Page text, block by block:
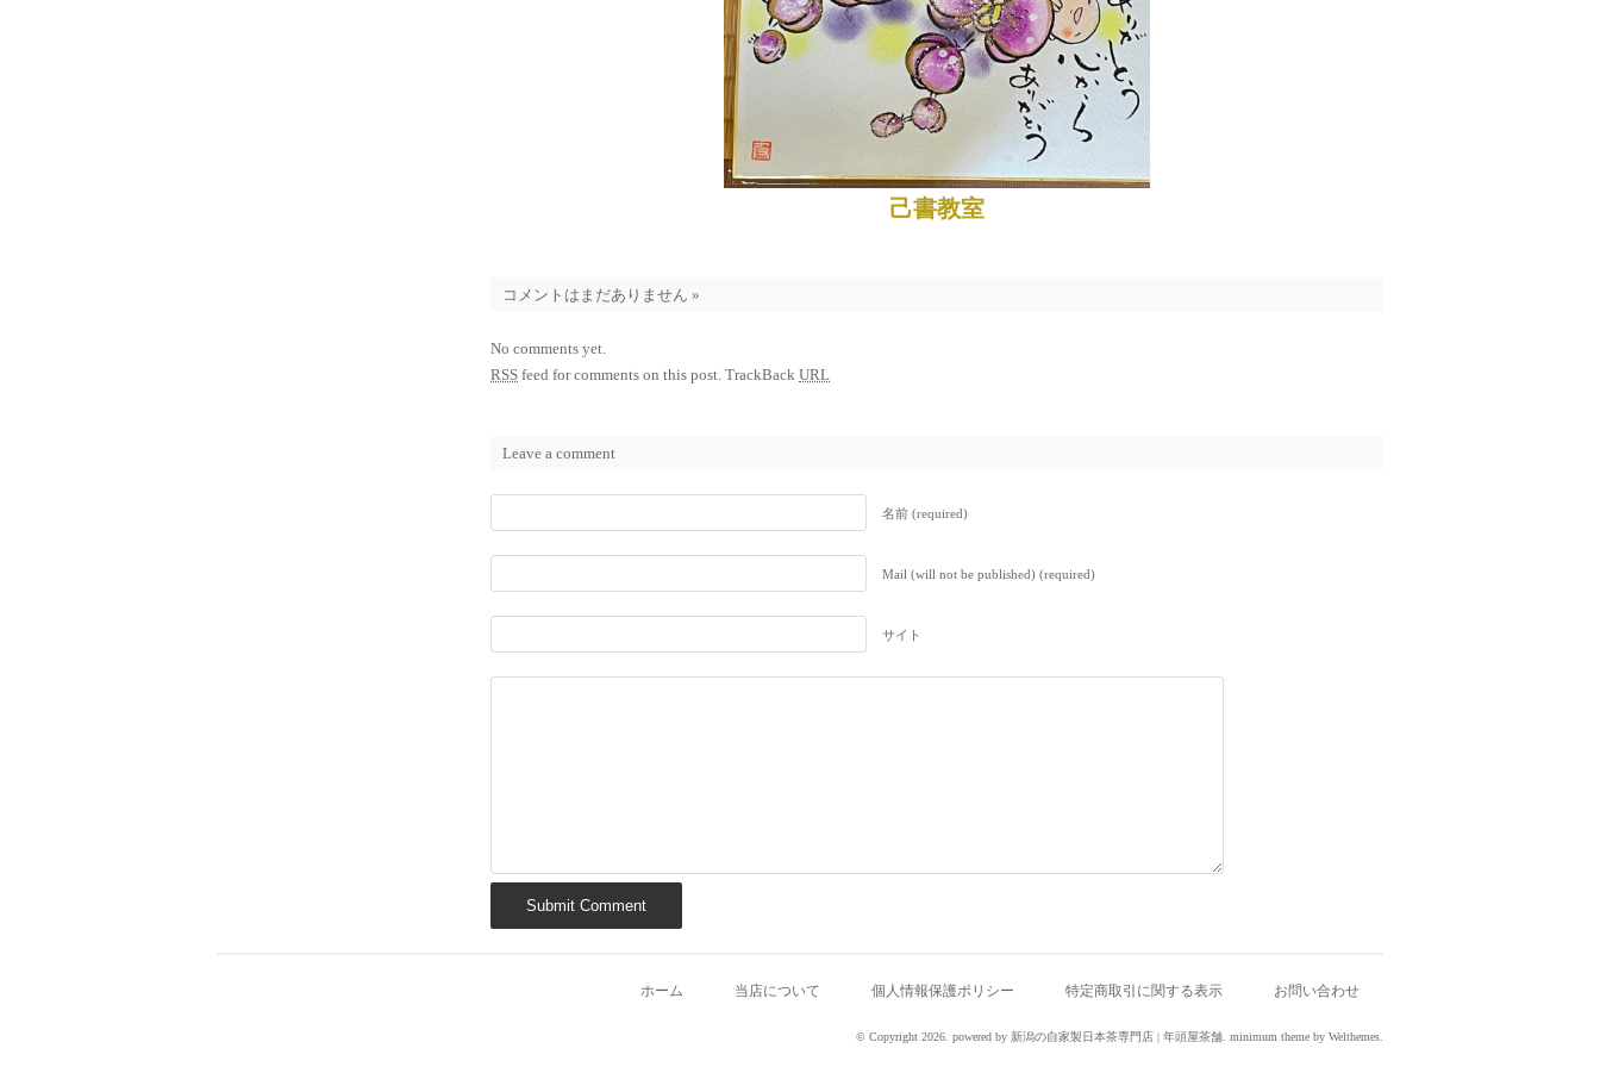
己書教室
コメントはまだありません »
No comments yet.
RSS feed for comments on this post. TrackBack URL
Leave a comment
名前 (required)
Mail (will not be published) (required)
サイト
ホーム 当店について 個人情報保護ポリシー 特定商取引に関する表示 お問い合わせ
© Copyright 2026. powered by 新潟の自家製日本茶専門店 | 年頭屋茶舗. minimum theme by Welthemes